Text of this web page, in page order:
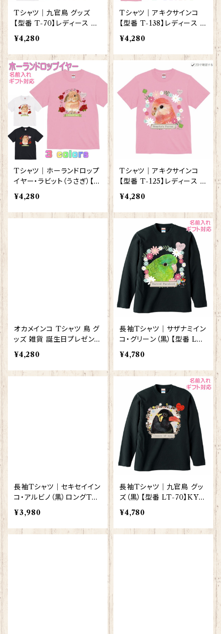
Tシャツ｜九官鳥 グッズ
【型番 T-70】レディース メ
ンズ
¥4,280
Tシャツ｜アキクサインコ
【型番 T-138】レディース メ
ンズ グッズ
¥4,280
Tシャツ｜ホーランドロップ
イヤー・ラビット（うさぎ）【型
番 T-139】レディース メン
ズ グッズ
¥4,280
Tシャツ｜アキクサインコ
【型番 T-125】レディース メ
ンズ グッズ
¥4,280
オカメインコ Tシャツ 鳥 グ
ッズ 雑貨 誕生日プレゼント
ギフト レディース メンズ
【型番 T-10006】お花の王
冠シリーズ
¥4,280
長袖Tシャツ｜サザナミイン
コ・グリーン（黒）【型番 LT-
126】KYAPIArt きゃぴあー
と
¥4,780
長袖Tシャツ｜セキセイイン
コ・アルビノ（黒）ロングTシ
ャツ【型番 LT-124】KYAPI
Art きゃぴあーと
¥3,980
長袖Tシャツ｜九官鳥 グッ
ズ（黒）【型番 LT-70】KYA
PIArt きゃぴあーと
¥4,780